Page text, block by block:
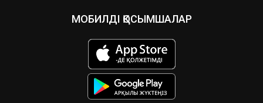
МОБИЛДІ ҚОСЫМШАЛАР